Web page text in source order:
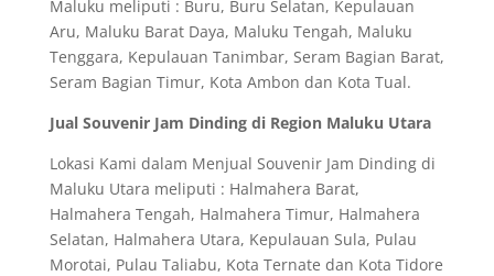
Maluku meliputi : Buru, Buru Selatan, Kepulauan
Aru, Maluku Barat Daya, Maluku Tengah, Maluku
Tenggara, Kepulauan Tanimbar, Seram Bagian Barat,
Seram Bagian Timur, Kota Ambon dan Kota Tual.
Jual Souvenir Jam Dinding di Region Maluku Utara
Lokasi Kami dalam Menjual Souvenir Jam Dinding di
Maluku Utara meliputi : Halmahera Barat,
Halmahera Tengah, Halmahera Timur, Halmahera
Selatan, Halmahera Utara, Kepulauan Sula, Pulau
Morotai, Pulau Taliabu, Kota Ternate dan Kota Tidore